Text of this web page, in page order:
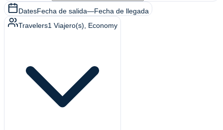
DatesFecha de salida—Fecha de llegada
Travelers1 Viajero(s) , Economy